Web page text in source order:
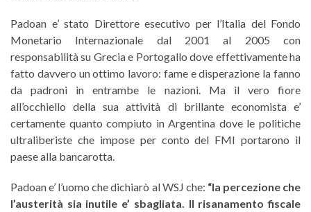
Padoan e’ stato Direttore esecutivo per l’Italia del Fondo
Monetario Internazionale dal 2001 al 2005 con
responsabilità su Grecia e Portogallo dove effettivamente ha
fatto davvero un ottimo lavoro: fame e disperazione la fanno
da padroni in entrambe le nazioni. Ma il vero fiore
all’occhiello della sua attività di brillante economista e’
certamente quanto compiuto in Argentina dove le politiche
ultraliberiste che impose per conto del FMI portarono il
paese alla bancarotta.
Padoan e’ l’uomo che dichiarò al WSJ che: “la percezione che
l’austerità sia inutile e’ sbagliata. Il risanamento fiscale